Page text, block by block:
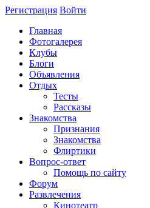
Регистрация Войти
Главная
Фотогалерея
Клубы
Блоги
Объявления
Отдых
Тесты
Рассказы
Знакомства
Признания
Знакомства
Флиртики
Вопрос-ответ
Помощь по сайту
Форум
Развлечения
Кинотеатр